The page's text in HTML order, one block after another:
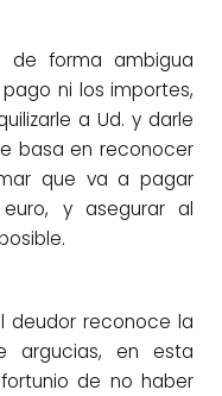
de forma ambigua
ni los importes,
a Ud. y darle
basa en reconocer
que va a pagar
y asegurar al
deudor reconoce la
argucias, en esta
de no haber